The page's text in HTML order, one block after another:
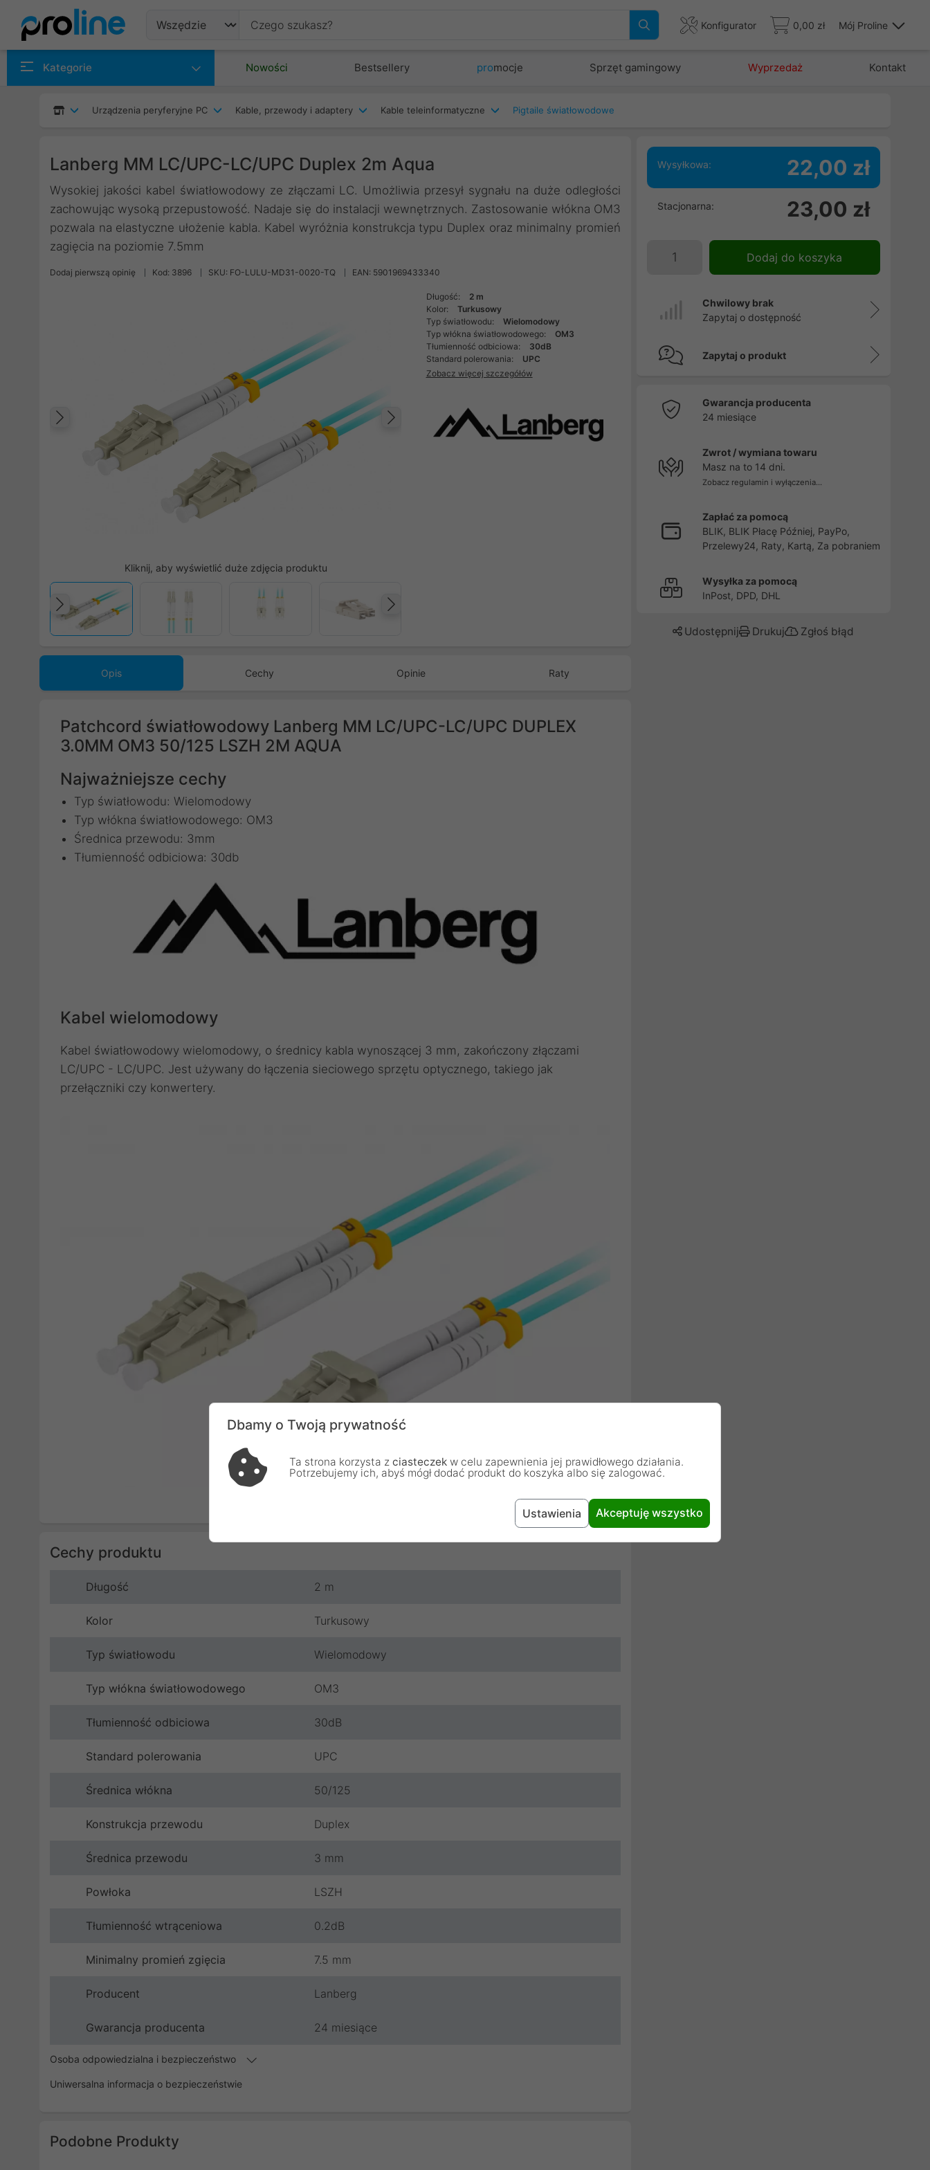
Konfigurator 0,00 zł Mój Proline
Kategorie Nowości Bestsellery promocje Sprzęt gamingowy Wyprzedaż Kontakt
Urządzenia peryferyjne PC Kable, przewody i adaptery Kable teleinformatyczne Pigtaile światłowodowe
Lanberg MM LC/UPC-LC/UPC Duplex 2m Aqua
Wysokiej jakości kabel światłowodowy ze złączami LC. Umożliwia przesył sygnału na duże odległości
zachowując wysoką przepustowość. Nadaje się do instalacji wewnętrznych. Zastosowanie włókna OM3
pozwala na elastyczne ułożenie kabla. Kabel wyróżnia konstrukcja typu Duplex oraz minimalny promień
zagięcia na poziomie 7.5mm
Dodaj pierwszą opinię Kod: 3896 SKU: FO-LULU-MD31-0020-TQ EAN: 5901969433340
Następny
Poprzedni
Kliknij, aby wyświetlić duże zdjęcia produktu
Poprzedni
Długość:
2 m
Kolor:
Turkusowy
Typ światłowodu:
Wielomodowy
Typ włókna światłowodowego:
OM3
Tłumienność odbiciowa:
30dB
Standard polerowania:
UPC
Zobacz więcej szczegółów
Opis Cechy Opinie Raty
Patchcord światłowodowy Lanberg MM LC/UPC-LC/UPC DUPLEX
3.0MM OM3 50/125 LSZH 2M AQUA
Najważniejsze cechy
Typ światłowodu: Wielomodowy
Typ włókna światłowodowego: OM3
Średnica przewodu: 3mm
Tłumienność odbiciowa: 30db
Kabel wielomodowy
Kabel światłowodowy wielomodowy, o średnicy kabla wynoszącej 3 mm, zakończony złączami
LC/UPC - LC/UPC. Jest używany do łączenia sieciowego sprzętu optycznego, takiego jak
przełączniki czy konwertery.
Cechy produktu
Długość 2 m
Kolor Turkusowy
Typ światłowodu Wielomodowy
Typ włókna światłowodowego OM3
Tłumienność odbiciowa 30dB
Standard polerowania UPC
Średnica włókna 50/125
Konstrukcja przewodu Duplex
Średnica przewodu 3 mm
Powłoka LSZH
Tłumienność wtrąceniowa 0.2dB
Minimalny promień zgięcia 7.5 mm
Producent Lanberg
Gwarancja producenta 24 miesiące
Osoba odpowiedzialna i bezpieczeństwo
Uniwersalna informacja o bezpieczeństwie
Podobne Produkty
Wysyłkowa: 22,00 zł
Stacjonarna: 23,00 zł
Dodaj do koszyka
Chwilowy brak
Zapytaj o dostępność
Zapytaj o produkt
Gwarancja producenta
24 miesiące
Zwrot / wymiana towaru
Masz na to 14 dni.
Zobacz regulamin i wyłączenia...
Zapłać za pomocą
BLIK, BLIK Płacę Później, PayPo,
Przelewy24, Raty, Kartą, Za pobraniem
Wysyłka za pomocą
InPost, DPD, DHL
Udostępnij Drukuj Zgłoś błąd
Dbamy o Twoją prywatność
Ta strona korzysta z ciasteczek w celu zapewnienia jej prawidłowego działania.
Potrzebujemy ich, abyś mógł dodać produkt do koszyka albo się zalogować.
Ustawienia Akceptuję wszystko